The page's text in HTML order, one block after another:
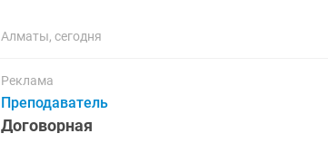
Алматы, сегодня
Реклама
Преподаватель
Договорная